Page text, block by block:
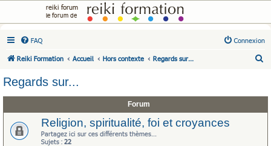
reiki forum
FAQ Connexion
Reiki Formation Accueil Hors contexte Regards sur...
Regards sur...
Forum
Religion, spiritualité, foi et croyances
Partagez ici sur ces différents thèmes...
Sujets : 22
le forum de